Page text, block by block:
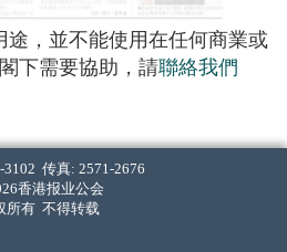
途，並不能使用在任何商業或
下需要協助，請聯絡我們
3102 传真: 2571-2676
香港报业公会
所有 不得转载